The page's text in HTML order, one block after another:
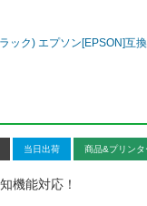
ック) エプソン[EPSON]互
当日出荷 商品&プリンタ
機能対応！